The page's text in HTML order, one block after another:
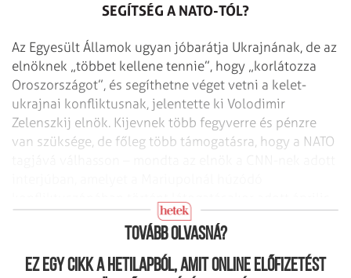
SEGÍTSÉG A NATO-TÓL?
Az Egyesült Államok ugyan jóbarátja Ukrajnának, de az
elnöknek „többet kellene tennie”, hogy „korlátozza
Oroszországot”, és segíthetne véget vetni a kelet-
ukrajnai konfliktusnak, jelentette ki Volodimir
Zelenszkij elnök. Kijevnek több fegyverre és pénzre
van szüksége, de főleg több támogatásra, hogy a NATO
Tovább olvasná?
Ez egy cikk a hetilapból, amit online előfizetést